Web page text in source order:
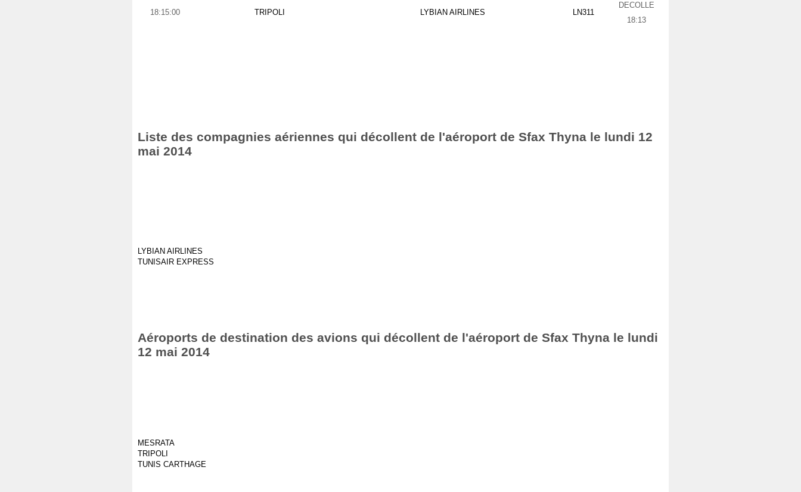
18:15:00 TRIPOLI LYBIAN AIRLINES LN311
DECOLLE
18:13
Liste des compagnies aériennes qui décollent de l'aéroport de Sfax Thyna le lundi 12
mai 2014
LYBIAN AIRLINES
TUNISAIR EXPRESS
Aéroports de destination des avions qui décollent de l'aéroport de Sfax Thyna le lundi
12 mai 2014
MESRATA
TRIPOLI
TUNIS CARTHAGE